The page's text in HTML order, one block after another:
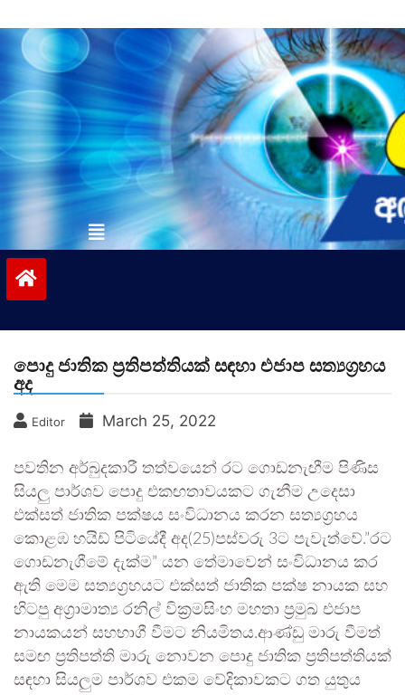
to
contentvinivida.lk
පොදු ජාතික ප්‍රතිපත්තියක් සඳහා එජාප සත්‍යග්‍රහය
අද
Editor March 25, 2022
පවතින අර්බුදකාරී තත්වයෙන් රට ගොඩනැඟීම පිණිස
සියලු පාර්ශව පොදු එකඟතාවයකට ගැනීම උදෙසා
එක්සත් ජාතික පක්ෂය සංවිධානය කරන සත්‍යග්‍රහය
කොළඹ හයිඩ් පිටියේදී අද(25)පස්වරු 3ට පැවැත්වේ.”ර⁣ට
ගොඩනැගීමේ දැක්ම” යන තේමාවෙන් සංවිධානය කර
ඇති මෙම සත්‍යග්‍රහයට එක්සත් ජාතික පක්ෂ නායක සහ
හිටපු අග්‍රාමාත්‍ය රනිල් වික්‍රමසිංහ මහතා ප්‍රමුඛ එජාප
නායකයන් සහභාගී වීමට නියමිතය.ආණ්ඩු මාරු වීමත්
සමඟ ප්‍රතිපත්ති මාරු නොවන පොදු ජාතික ප්‍රතිපත්තියක්
සඳහා සියලුම පාර්ශව එකම වේදිකාවකට ගත යුතුය